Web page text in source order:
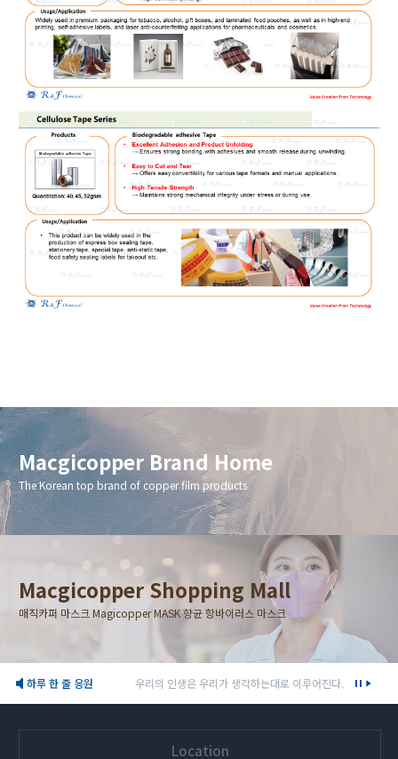
Macgicopper Brand Home
The Korean top brand of copper film products
Macgicopper Shopping Mall
매직카퍼 마스크 Magicopper MASK 향균 항바이러스 마스크
하루 한 줄 응원 우리의 인생은 우리가 생각하는대로 이루어진다. 지금 우리가 서
Location